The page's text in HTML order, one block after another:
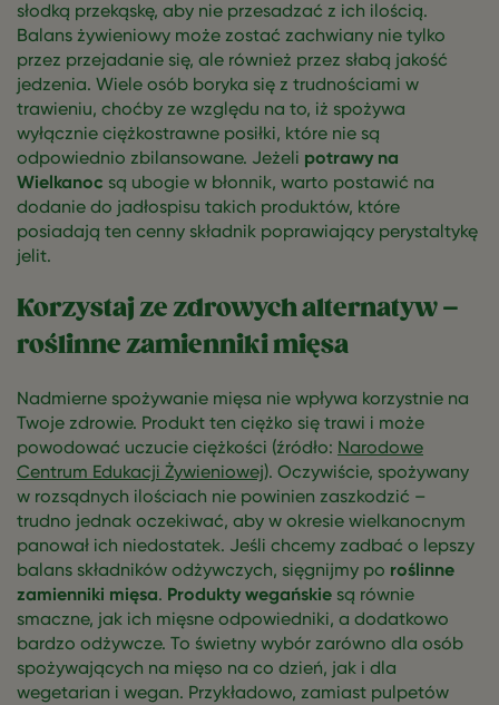
słodką przekąskę, aby nie przesadzać z ich ilością.
Balans żywieniowy może zostać zachwiany nie tylko
przez przejadanie się, ale również przez słabą jakość
jedzenia. Wiele osób boryka się z trudnościami w
trawieniu, choćby ze względu na to, iż spożywa
wyłącznie ciężkostrawne posiłki, które nie są
odpowiednio zbilansowane. Jeżeli potrawy na
Wielkanoc są ubogie w błonnik, warto postawić na
dodanie do jadłospisu takich produktów, które
posiadają ten cenny składnik poprawiający perystaltykę
jelit.
Korzystaj ze zdrowych alternatyw –
roślinne zamienniki mięsa
Nadmierne spożywanie mięsa nie wpływa korzystnie na
Twoje zdrowie. Produkt ten ciężko się trawi i może
powodować uczucie ciężkości (źródło: Narodowe
Centrum Edukacji Żywieniowej). Oczywiście, spożywany
w rozsądnych ilościach nie powinien zaszkodzić –
trudno jednak oczekiwać, aby w okresie wielkanocnym
panował ich niedostatek. Jeśli chcemy zadbać o lepszy
balans składników odżywczych, sięgnijmy po roślinne
zamienniki mięsa. Produkty wegańskie są równie
smaczne, jak ich mięsne odpowiedniki, a dodatkowo
bardzo odżywcze. To świetny wybór zarówno dla osób
spożywających na mięso na co dzień, jak i dla
wegetarian i wegan. Przykładowo, zamiast pulpetów